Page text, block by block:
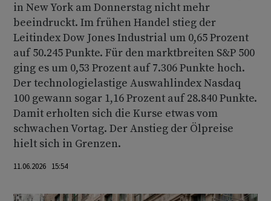
in New York am Donnerstag nicht mehr
beeindruckt. Im frühen Handel stieg der
Leitindex Dow Jones Industrial um 0,65 Prozent
auf 50.245 Punkte. Für den marktbreiten S&P 500
ging es um 0,53 Prozent auf 7.306 Punkte hoch.
Der technologielastige Auswahlindex Nasdaq
100 gewann sogar 1,16 Prozent auf 28.840 Punkte.
Damit erholten sich die Kurse etwas vom
schwachen Vortag. Der Anstieg der Ölpreise
hielt sich in Grenzen.
11.06.2026 15:54